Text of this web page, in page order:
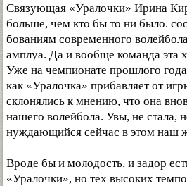
Связующая «Уралочки» Ирина
больше, чем кто бы то ни было.
бованиям современного
амплуа. Да и вообще команда эта
Уже на чемпионате прошлого
как «Уралочка» прибавляет от
склонялись к мнению, что она
нашего волейбола. Увы, не стала,
нуждающийся сейчас в этом наш
Вроде бы и молодость, и задор
«Уралочки», но тех высоких